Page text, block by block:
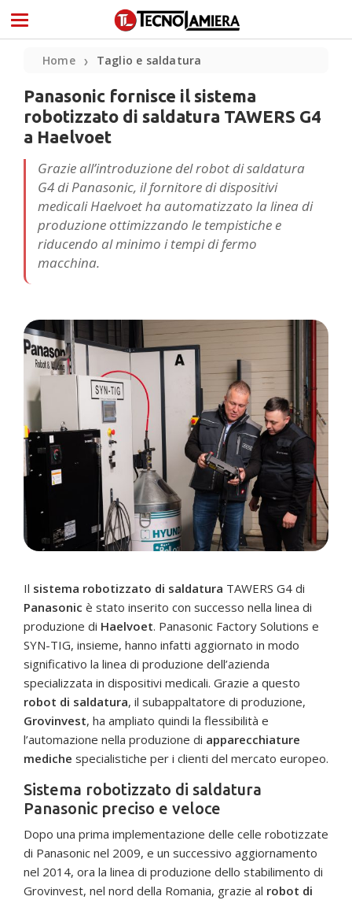
Home ❯ Taglio e saldatura
Panasonic fornisce il sistema
robotizzato di saldatura TAWERS G4
a Haelvoet
Grazie all’introduzione del robot di saldatura
G4 di Panasonic, il fornitore di dispositivi
medicali Haelvoet ha automatizzato la linea di
produzione ottimizzando le tempistiche e
riducendo al minimo i tempi di fermo
macchina.
Il sistema robotizzato di saldatura TAWERS G4 di
Panasonic è stato inserito con successo nella linea di
produzione di Haelvoet. Panasonic Factory Solutions e
SYN-TIG, insieme, hanno infatti aggiornato in modo
significativo la linea di produzione dell’azienda
specializzata in dispositivi medicali. Grazie a questo
robot di saldatura, il subappaltatore di produzione,
Grovinvest, ha ampliato quindi la flessibilità e
l’automazione nella produzione di apparecchiature
mediche specialistiche per i clienti del mercato europeo.
Sistema robotizzato di saldatura
Panasonic preciso e veloce
Dopo una prima implementazione delle celle robotizzate
di Panasonic nel 2009, e un successivo aggiornamento
nel 2014, ora la linea di produzione dello stabilimento di
Grovinvest, nel nord della Romania, grazie al robot di